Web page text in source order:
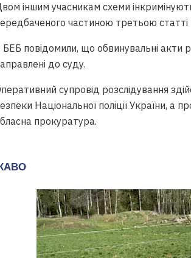
іншим учасникам схеми
частиною третьою
БЕБ повідомили, що обвинувальні акти
до суду.
супровід розслідування
Національної поліції України, а
прокуратура.